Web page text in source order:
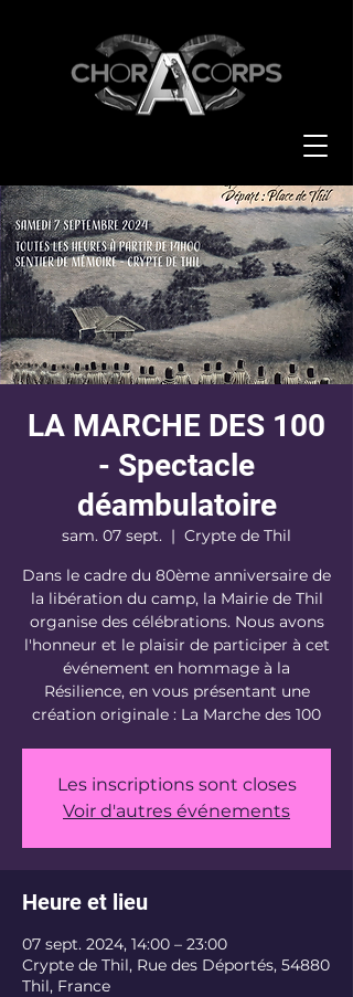
LA MARCHE DES 100
- Spectacle
déambulatoire
sam. 07 sept.
  |
Crypte de Thil
Dans le cadre du 80ème anniversaire de
la libération du camp, la Mairie de Thil
organise des célébrations. Nous avons
l'honneur et le plaisir de participer à cet
événement en hommage à la
Résilience, en vous présentant une
création originale : La Marche des 100
Les inscriptions sont closes
Voir d'autres événements
Heure et lieu
07 sept. 2024, 14:00 – 23:00
Crypte de Thil, Rue des Déportés, 54880
Thil, France